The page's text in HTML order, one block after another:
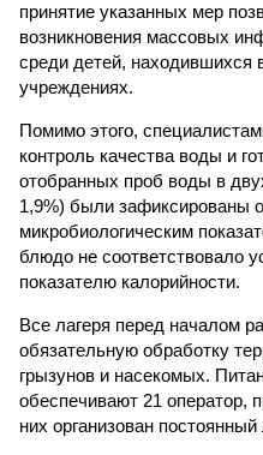
принятие указанных мер
возникновения массовых
среди детей, находившихся
учреждениях.
Помимо этого,
контроль качества воды и
отобранных проб воды в
1,9%) были зафиксированы
микробиологическим
блюдо не соответствовало
показателю калорийности.
Все лагеря перед началом
обязательную обработку
грызунов и насекомых.
обеспечивают 21 оператор,
них организован